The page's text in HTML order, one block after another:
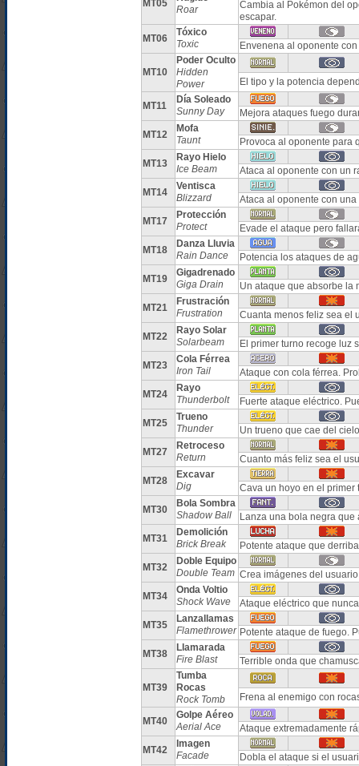
MT05
Roar
Cambia al Pokémon del
escapar.
MT06
Tóxico
Toxic
Envenena al oponente
MT10
Poder Oculto
Hidden
Power
El tipo y la potencia
MT11
Día Soleado
Sunny Day
Mejora ataques fuego
MT12
Mofa
Taunt
Provoca al oponente para
MT13
Rayo Hielo
Ice Beam
Ataca al oponente con un
MT14
Ventisca
Blizzard
Ataca al oponente con
MT17
Protección
Protect
Evade el ataque pero
MT18
Danza Lluvia
Rain Dance
Potencia los ataques de
MT19
Gigadrenado
Giga Drain
Un ataque que absorbe la
MT21
Frustración
Frustration
Cuanta menos feliz sea el
MT22
Rayo Solar
Solarbeam
El primer turno recoge luz
MT23
Cola Férrea
Iron Tail
Ataque con cola férrea.
MT24
Rayo
Thunderbolt
Fuerte ataque eléctrico.
MT25
Trueno
Thunder
Un trueno que cae del
MT27
Retroceso
Return
Cuanto más feliz sea el
MT28
Excavar
Dig
Cava un hoyo en el primer
MT30
Bola Sombra
Shadow Ball
Lanza una bola negra que
MT31
Demolición
Brick Break
Potente ataque que
MT32
Doble Equipo
Double Team Crea imágenes del
MT34
Onda Voltio
Shock Wave
Ataque eléctrico que
MT35
Lanzallamas
Flamethrower Potente ataque de fuego.
MT38
Llamarada
Fire Blast
Terrible onda que
MT39
Tumba
Rocas
Rock Tomb
Frena al enemigo con
MT40
Golpe Aéreo
Aerial Ace
Ataque extremadamente
MT42
Imagen
Facade
Dobla el ataque si el